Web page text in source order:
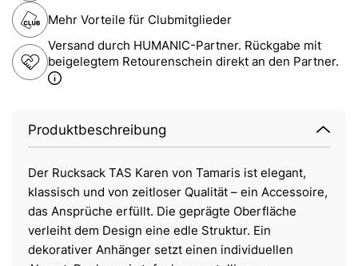
Mehr Vorteile für Clubmitglieder
Versand durch HUMANIC-Partner. Rückgabe mit
beigelegtem Retourenschein direkt an den Partner.
Produktbeschreibung
Der Rucksack TAS Karen von Tamaris ist elegant,
klassisch und von zeitloser Qualität – ein Accessoire,
das Ansprüche erfüllt. Die geprägte Oberfläche
verleiht dem Design eine edle Struktur. Ein
dekorativer Anhänger setzt einen individuellen